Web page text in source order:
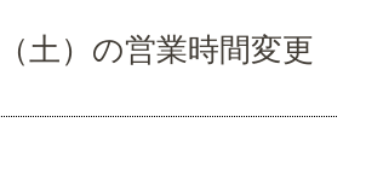
土）の営業時間変更